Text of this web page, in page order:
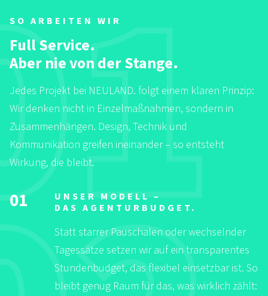
SO ARBEITEN WIR
Full Service.
Aber nie von der Stange.
Jedes Projekt bei NEULAND. folgt einem klaren Prinzip:
Wir denken nicht in Einzelmaßnahmen, sondern in
Zusammenhängen. Design, Technik und
Kommunikation greifen ineinander – so entsteht
Wirkung, die bleibt.
01
UNSER MODELL –
DAS AGENTURBUDGET.
Statt starrer Pauschalen oder wechselnder
Tagessätze setzen wir auf ein transparentes
Stundenbudget, das flexibel einsetzbar ist. So
bleibt genug Raum für das, was wirklich zählt: